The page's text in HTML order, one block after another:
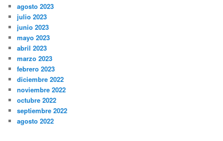
agosto 2023
julio 2023
junio 2023
mayo 2023
abril 2023
marzo 2023
febrero 2023
diciembre 2022
noviembre 2022
octubre 2022
septiembre 2022
agosto 2022